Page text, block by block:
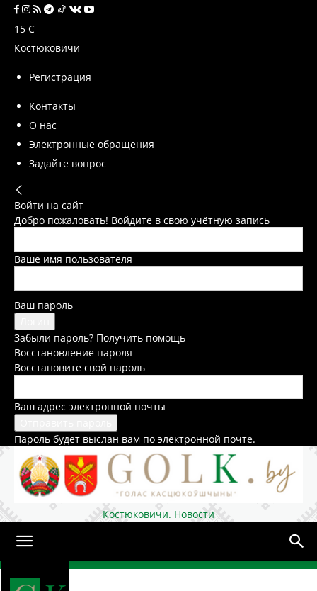
15 C
Костюковичи
Регистрация
Контакты
О нас
Электронные обращения
Задайте вопрос
Войти на сайт
Добро пожаловать! Войдите в свою учётную запись
Ваше имя пользователя
Ваш пароль
Забыли пароль? Получить помощь
Восстановление пароля
Восстановите свой пароль
Ваш адрес электронной почты
Пароль будет выслан вам по электронной почте.
Костюковичи. Новости
Домой